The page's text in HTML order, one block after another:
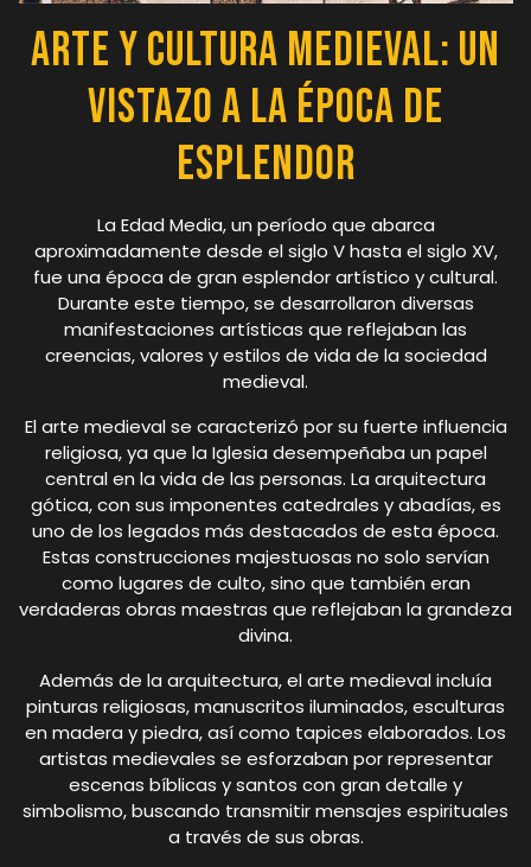
Arte y Cultura Medieval: Un
Vistazo a la Época de
Esplendor
La Edad Media, un período que abarca
aproximadamente desde el siglo V hasta el siglo XV,
fue una época de gran esplendor artístico y cultural.
Durante este tiempo, se desarrollaron diversas
manifestaciones artísticas que reflejaban las
creencias, valores y estilos de vida de la sociedad
medieval.
El arte medieval se caracterizó por su fuerte influencia
religiosa, ya que la Iglesia desempeñaba un papel
central en la vida de las personas. La arquitectura
gótica, con sus imponentes catedrales y abadías, es
uno de los legados más destacados de esta época.
Estas construcciones majestuosas no solo servían
como lugares de culto, sino que también eran
verdaderas obras maestras que reflejaban la grandeza
divina.
Además de la arquitectura, el arte medieval incluía
pinturas religiosas, manuscritos iluminados, esculturas
en madera y piedra, así como tapices elaborados. Los
artistas medievales se esforzaban por representar
escenas bíblicas y santos con gran detalle y
simbolismo, buscando transmitir mensajes espirituales
a través de sus obras.